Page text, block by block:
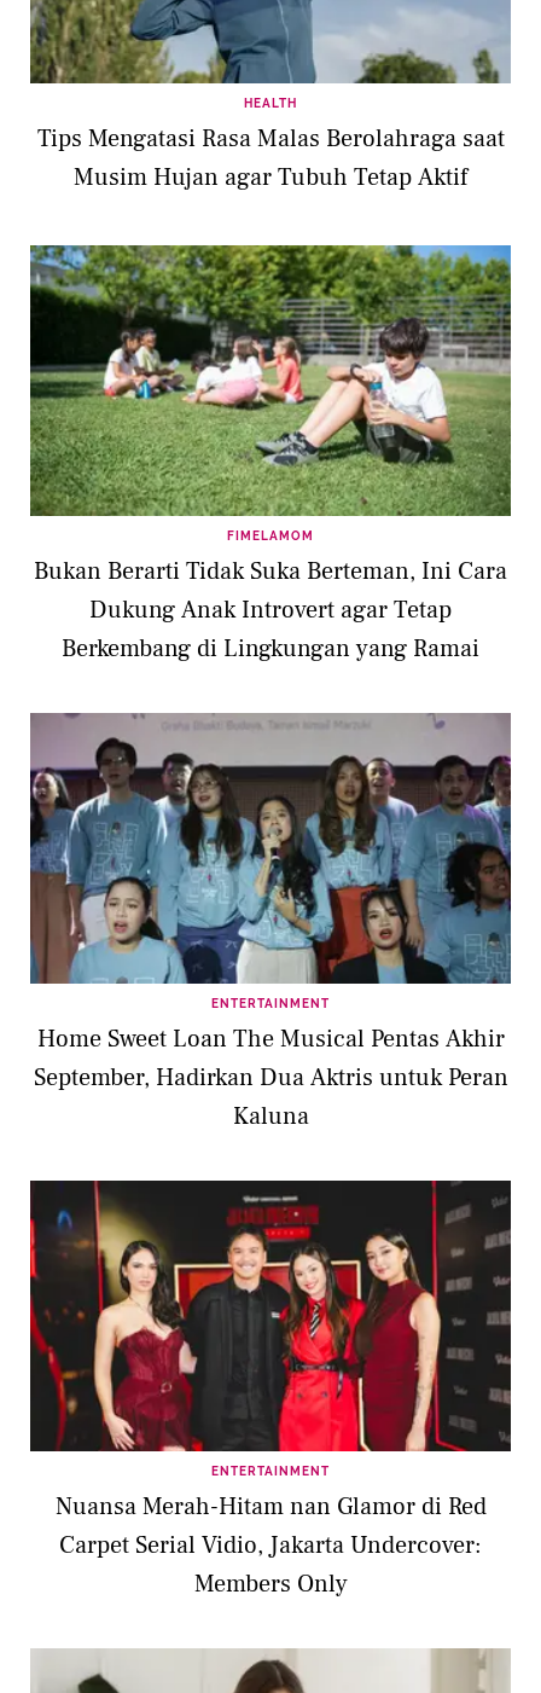
HEALTH
Tips Mengatasi Rasa Malas Berolahraga saat
Musim Hujan agar Tubuh Tetap Aktif
FIMELAMOM
Bukan Berarti Tidak Suka Berteman, Ini Cara
Dukung Anak Introvert agar Tetap
Berkembang di Lingkungan yang Ramai
ENTERTAINMENT
Home Sweet Loan The Musical Pentas Akhir
September, Hadirkan Dua Aktris untuk Peran
Kaluna
ENTERTAINMENT
Nuansa Merah-Hitam nan Glamor di Red
Carpet Serial Vidio, Jakarta Undercover:
Members Only